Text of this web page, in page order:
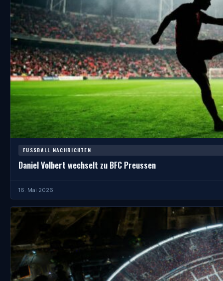
FUSSBALL NACHRICHTEN
Daniel Volbert wechselt zu BFC Preussen
16. Mai 2026